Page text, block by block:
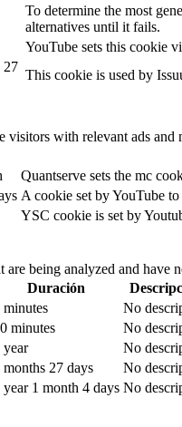
To determine the most
alternatives until it fails.
YouTube sets this cookie
27
This cookie is used by
visitors with relevant ads
Quantserve sets the mc
A cookie set by YouTube
YSC cookie is set by
being analyzed and have
Duración
minutes
No
minutes
No
year
No
months 27 days
No
year 1 month 4 days No